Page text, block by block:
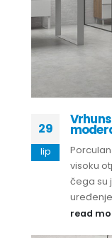
29
lip
visoku
čega su
read